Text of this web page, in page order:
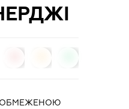
ОБМЕЖЕНОЮ